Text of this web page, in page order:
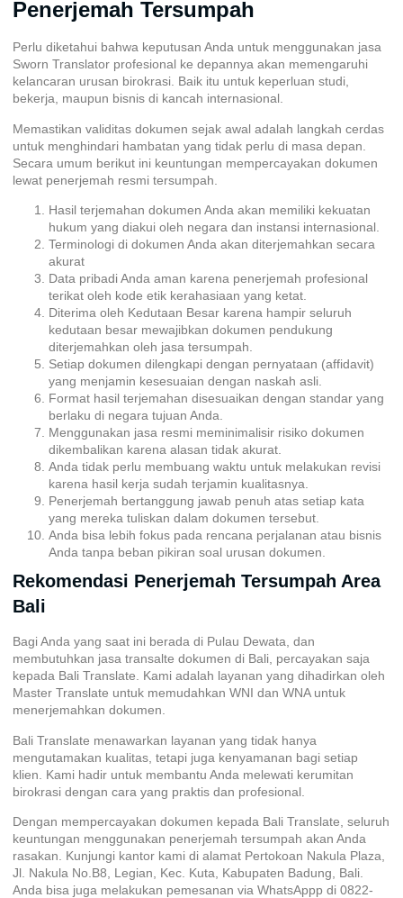
Penerjemah Tersumpah
Perlu diketahui bahwa keputusan Anda untuk menggunakan jasa
Sworn Translator profesional ke depannya akan memengaruhi
kelancaran urusan birokrasi. Baik itu untuk keperluan studi,
bekerja, maupun bisnis di kancah internasional.
Memastikan validitas dokumen sejak awal adalah langkah cerdas
untuk menghindari hambatan yang tidak perlu di masa depan.
Secara umum berikut ini keuntungan mempercayakan dokumen
lewat penerjemah resmi tersumpah.
Hasil terjemahan dokumen Anda akan memiliki kekuatan
hukum yang diakui oleh negara dan instansi internasional.
Terminologi di dokumen Anda akan diterjemahkan secara
akurat
Data pribadi Anda aman karena penerjemah profesional
terikat oleh kode etik kerahasiaan yang ketat.
Diterima oleh Kedutaan Besar karena hampir seluruh
kedutaan besar mewajibkan dokumen pendukung
diterjemahkan oleh jasa tersumpah.
Setiap dokumen dilengkapi dengan pernyataan (affidavit)
yang menjamin kesesuaian dengan naskah asli.
Format hasil terjemahan disesuaikan dengan standar yang
berlaku di negara tujuan Anda.
Menggunakan jasa resmi meminimalisir risiko dokumen
dikembalikan karena alasan tidak akurat.
Anda tidak perlu membuang waktu untuk melakukan revisi
karena hasil kerja sudah terjamin kualitasnya.
Penerjemah bertanggung jawab penuh atas setiap kata
yang mereka tuliskan dalam dokumen tersebut.
Anda bisa lebih fokus pada rencana perjalanan atau bisnis
Anda tanpa beban pikiran soal urusan dokumen.
Rekomendasi Penerjemah Tersumpah Area
Bali
Bagi Anda yang saat ini berada di Pulau Dewata, dan
membutuhkan jasa transalte dokumen di Bali , percayakan saja
kepada Bali Translate. Kami adalah layanan yang dihadirkan oleh
Master Translate untuk memudahkan WNI dan WNA untuk
menerjemahkan dokumen.
Bali Translate menawarkan layanan yang tidak hanya
mengutamakan kualitas, tetapi juga kenyamanan bagi setiap
klien. Kami hadir untuk membantu Anda melewati kerumitan
birokrasi dengan cara yang praktis dan profesional.
Dengan mempercayakan dokumen kepada Bali Translate, seluruh
keuntungan menggunakan penerjemah tersumpah akan Anda
rasakan. Kunjungi kantor kami di alamat Pertokoan Nakula Plaza,
Jl. Nakula No.B8, Legian, Kec. Kuta, Kabupaten Badung, Bali.
Anda bisa juga melakukan pemesanan via WhatsAppp di 0822-